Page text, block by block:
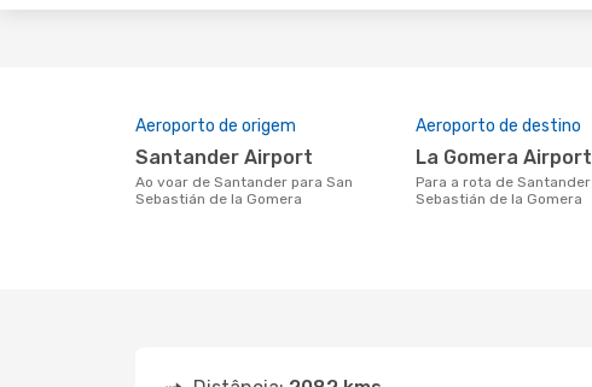
Aeroporto de origem
Santander Airport
Ao voar de Santander para San
Sebastián de la Gomera
Aeroporto de destino
La Gomera Airport
Para a rota de Santander a San
Sebastián de la Gomera